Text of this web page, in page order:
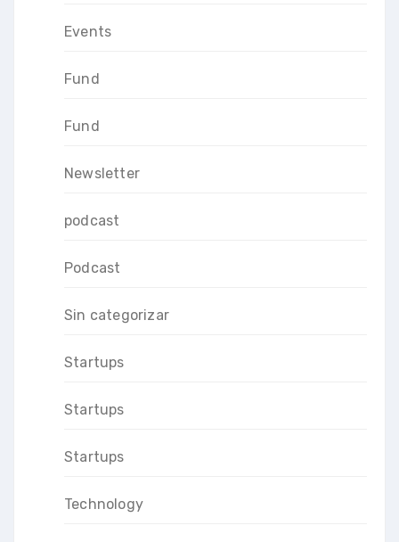
Events
Fund
Fund
Newsletter
podcast
Podcast
Sin categorizar
Startups
Startups
Startups
Technology